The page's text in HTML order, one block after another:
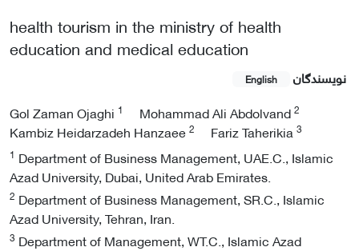
health tourism in the ministry of health
education and medical education
نویسندگان English
Gol Zaman Ojaghi 1 Mohammad Ali Abdolvand2
Kambiz Heidarzadeh Hanzaee2 Fariz Taherikia3
1 Department of Business Management, UAE.C., Islamic
Azad University, Dubai, United Arab Emirates.
2 Department of Business Management, SR.C., Islamic
Azad University, Tehran, Iran.
3 Department of Management, WT.C., Islamic Azad